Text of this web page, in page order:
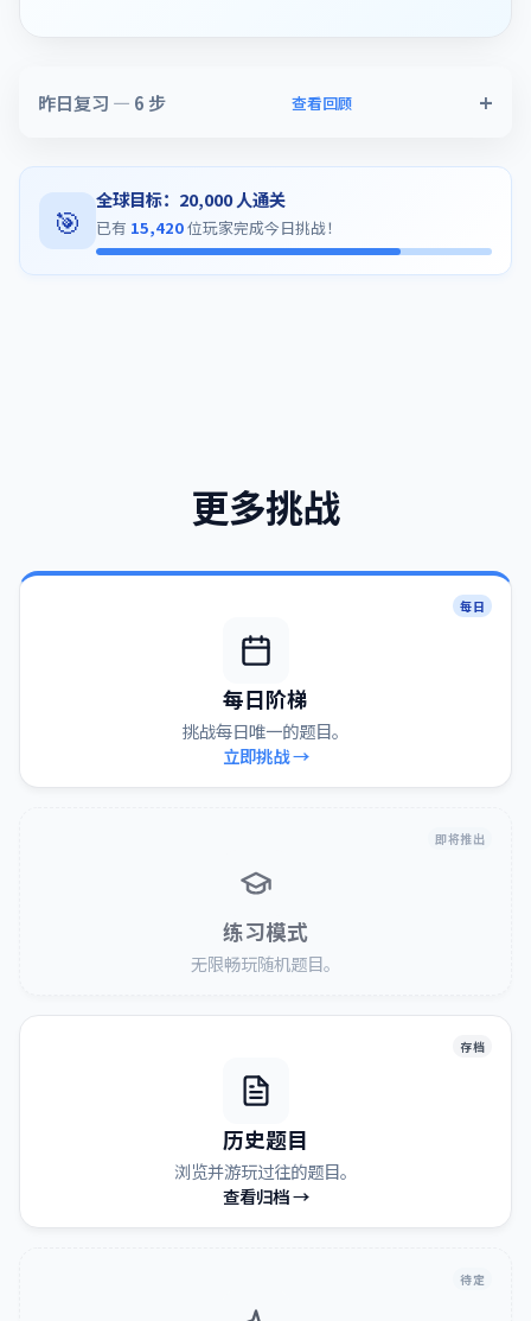
昨日复习 — 6 步 查看回顾
🎯
全球目标：20,000 人通关
已有 15,420位玩家完成今日挑战！
更多挑战
每日
每日阶梯
挑战每日唯一的题目。
立即挑战 →
即将推出
练习模式
无限畅玩随机题目。
存档
历史题目
浏览并游玩过往的题目。
查看归档 →
待定